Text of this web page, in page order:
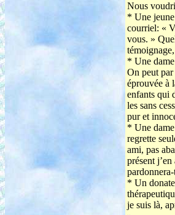
Nous
* Une
courriel: «
vous. »
* Une
On peut
éprouvée à
enfants qui
les sans
pur et
* Une
regrette
ami, pas
présent
* Un
je suis là,